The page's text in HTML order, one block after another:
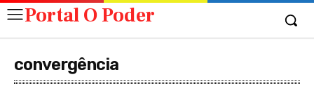
Portal O Poder
convergência